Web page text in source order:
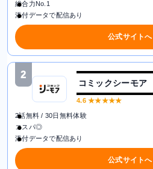
総合力No.1
添付データで配信あり
公式サイトへ
2
コミックシーモア
4.6★★★★★
2話無料 / 30日無料体験
コスパ◎
添付データで配信あり
公式サイトへ